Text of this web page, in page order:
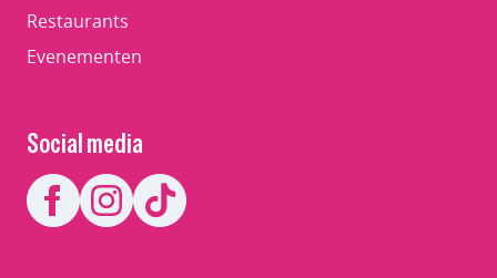
Restaurants
Evenementen
Social media